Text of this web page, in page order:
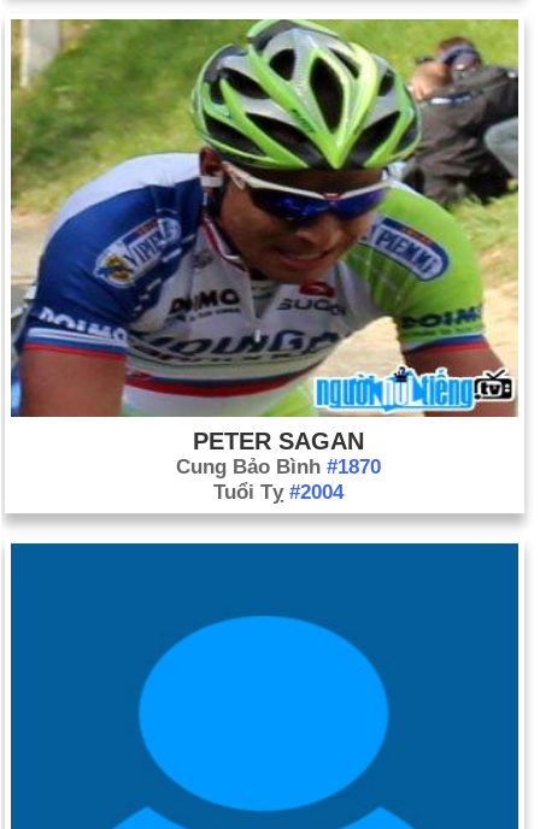
PETER SAGAN
Cung Bảo Bình #1870
Tuổi Tỵ #2004